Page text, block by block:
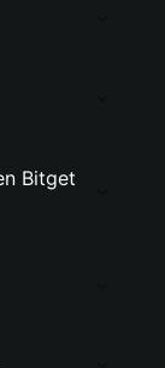
Bitget